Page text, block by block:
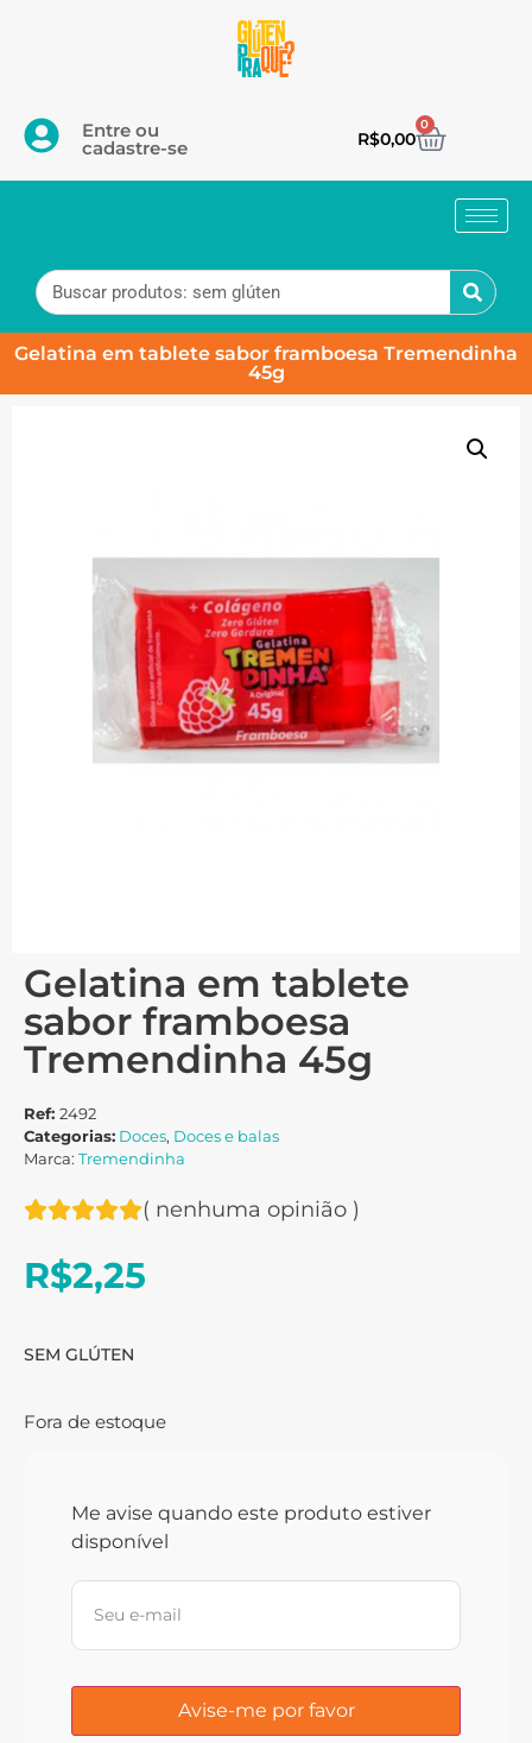
Entre ou
cadastre-se R$0,00
0
Gelatina em tablete sabor framboesa Tremendinha
45g
Gelatina em tablete
sabor framboesa
Tremendinha 45g
Ref: 2492
Categorias: Doces, Doces e balas
Marca: Tremendinha
( nenhuma opinião )
R$2,25
SEM GLÚTEN
Fora de estoque
Me avise quando este produto estiver
disponível